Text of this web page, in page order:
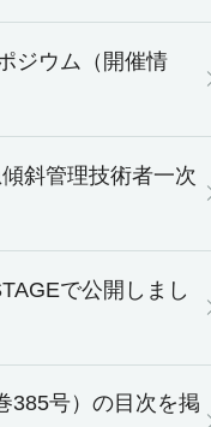
ジウム（開催情
斜管理技術者一次
で公開しまし
385号）の目次を掲